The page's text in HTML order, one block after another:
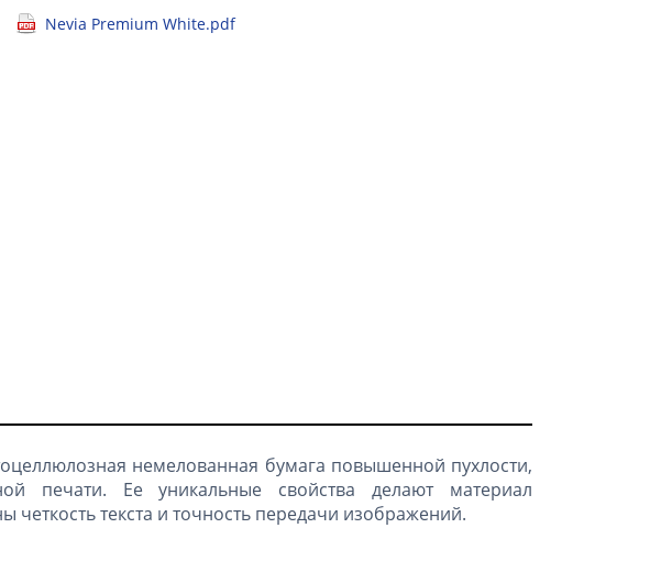
Nevia Premium White.pdf
немелованная бумага повышенной пухлости,
печати. Ее уникальные свойства делают материал
текста и точность передачи изображений.